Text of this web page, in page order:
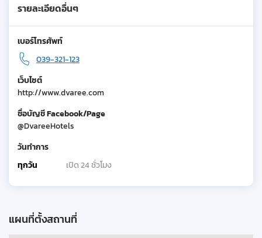
รายละเอียดอื่นๆ
เบอร์โทรศัพท์
039-321-123
เว็บไซต์
http://www.dvaree.com
ชื่อบัญชี Facebook/Page
@DvareeHotels
วันทำการ
ทุกวัน
เปิด 24 ชั่วโมง
แผนที่ตั้งสถานที่